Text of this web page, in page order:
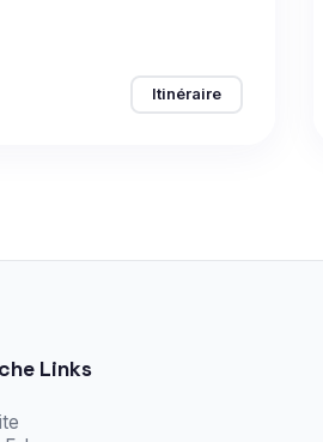
Itinéraire
Links